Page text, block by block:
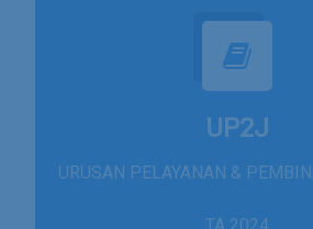
UP2J
URUSAN PELAYANAN &